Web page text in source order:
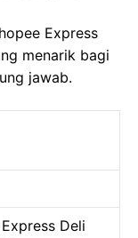
Express
menarik bagi
jawab.
Deli